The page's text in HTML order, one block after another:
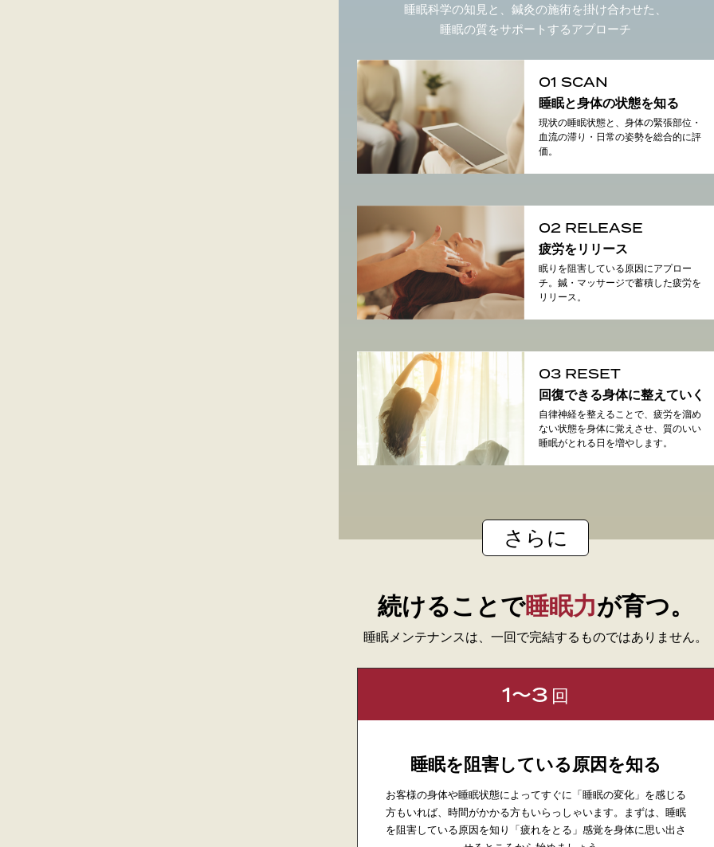
睡眠科学の知見と、鍼灸の施術を掛け合わせた、
睡眠の質をサポートするアプローチ
01 SCAN
睡眠と身体の状態を知る
現状の睡眠状態と、身体の緊張部位・
血流の滞り・日常の姿勢を総合的に評
価。
02 RELEASE
疲労をリリース
眠りを阻害している原因にアプロー
チ。鍼・マッサージで蓄積した疲労を
リリース。
03 RESET
回復できる身体に整えていく
自律神経を整えることで、疲労を溜め
ない状態を身体に覚えさせ、質のいい
睡眠がとれる日を増やします。
さらに
続けることで睡眠力が育つ。
睡眠メンテナンスは、一回で完結するものではありません。
1〜3 回
睡眠を阻害している原因を知る
お客様の身体や睡眠状態によってすぐに「睡眠の変化」を感じる
方もいれば、時間がかかる方もいらっしゃいます。まずは、睡眠
を阻害している原因を知り「疲れをとる」感覚を身体に思い出さ